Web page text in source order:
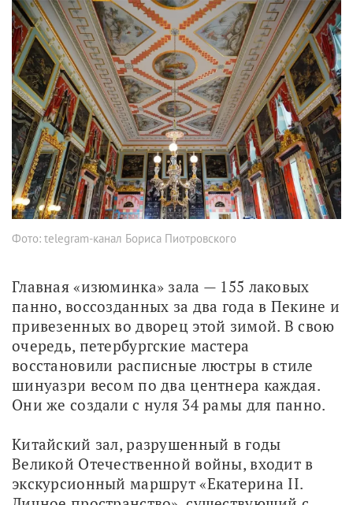
Фото: telegram-канал Бориса Пиотровского
Главная «изюминка» зала — 155 лаковых
панно, воссозданных за два года в Пекине и
привезенных во дворец этой зимой. В свою
очередь, петербургские мастера
восстановили расписные люстры в стиле
шинуазри весом по два центнера каждая.
Они же создали с нуля 34 рамы для панно.
Китайский зал, разрушенный в годы
Великой Отечественной войны, входит в
экскурсионный маршрут «Екатерина II.